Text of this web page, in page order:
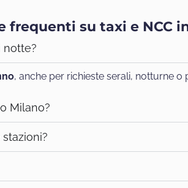
frequenti su taxi e NCC
notte?
, anche per richieste serali, notturne o
Milano?